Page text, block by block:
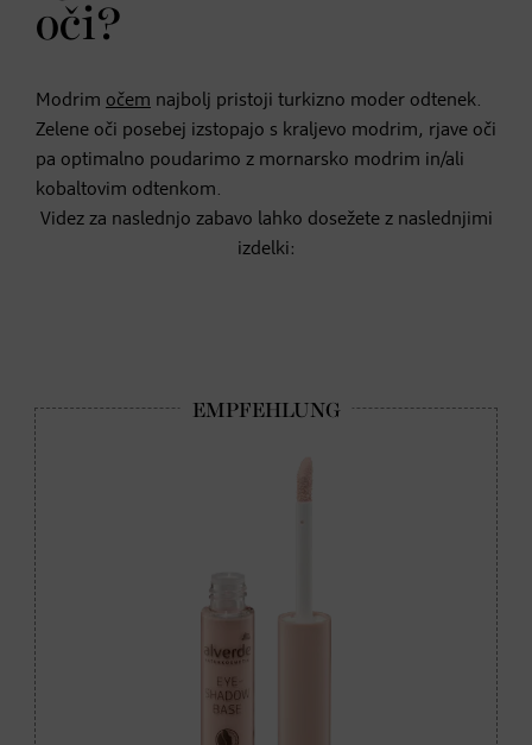
oči?
Modrim očem najbolj pristoji turkizno moder odtenek.
Zelene oči posebej izstopajo s kraljevo modrim, rjave oči
pa optimalno poudarimo z mornarsko modrim in/ali
kobaltovim odtenkom.
Videz za naslednjo zabavo lahko dosežete z naslednjimi
izdelki: